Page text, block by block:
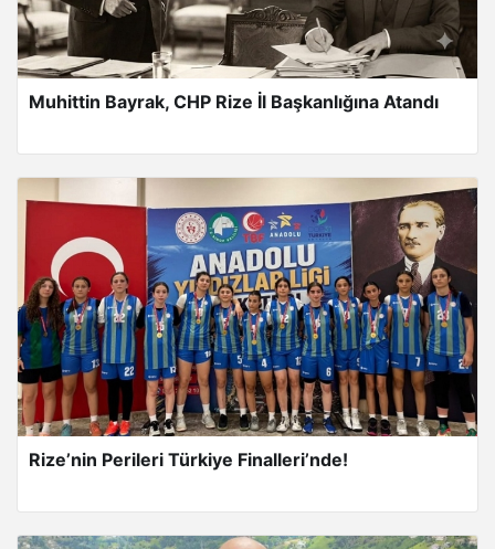
Muhittin Bayrak, CHP Rize İl Başkanlığına Atandı
Rize’nin Perileri Türkiye Finalleri’nde!